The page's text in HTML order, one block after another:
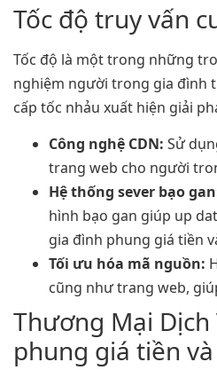
Tốc độ truy vấn
Tốc độ là một trong những
nghiệm người trong gia đình
cấp tốc nhảu xuất hiện giải
Công nghệ CDN: Sử
trang web cho người
Hệ thống sever bạo
hình bạo gan giúp up
gia đình phung giá tiền
Tối ưu hóa mã nguồn:
cũng như trang web,
Thương Mại
phung giá tiền